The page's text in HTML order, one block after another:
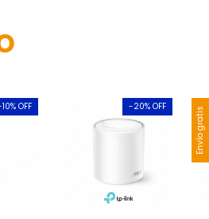
10% OFF -20% OFF Envío gratis